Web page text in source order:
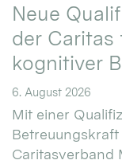
Neue
der
kognitiver
6. August 2026
Mit einer
Caritasverband